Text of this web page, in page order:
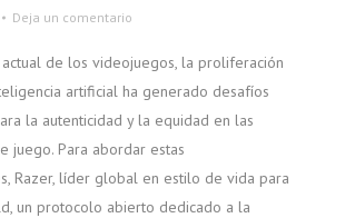
Deja un comentario
de los videojuegos, la proliferación
artificial ha generado desafíos
la autenticidad y la equidad en las
juego. Para abordar estas
Razer, líder global en estilo de vida para
un protocolo abierto dedicado a la